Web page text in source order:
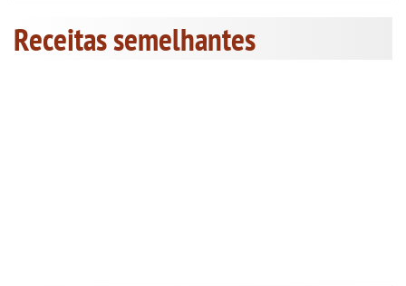
Receitas semelhantes